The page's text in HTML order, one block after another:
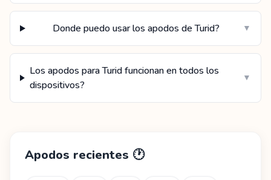
Donde puedo usar los apodos de Turid? ▼
Los apodos para Turid funcionan en todos los
dispositivos?
▼
Apodos recientes 🕐